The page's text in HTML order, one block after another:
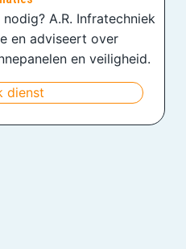
A.R. Infratechniek
en adviseert over
en veiligheid.
dienst